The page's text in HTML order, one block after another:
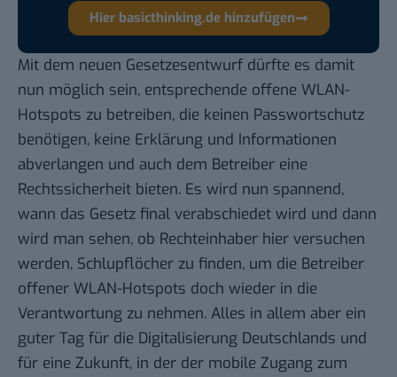
Hier basicthinking.de hinzufügen
Mit dem neuen Gesetzesentwurf dürfte es damit
nun möglich sein, entsprechende offene WLAN-
Hotspots zu betreiben, die keinen Passwortschutz
benötigen, keine Erklärung und Informationen
abverlangen und auch dem Betreiber eine
Rechtssicherheit bieten. Es wird nun spannend,
wann das Gesetz final verabschiedet wird und dann
wird man sehen, ob Rechteinhaber hier versuchen
werden, Schlupflöcher zu finden, um die Betreiber
offener WLAN-Hotspots doch wieder in die
Verantwortung zu nehmen. Alles in allem aber ein
guter Tag für die Digitalisierung Deutschlands und
für eine Zukunft, in der der mobile Zugang zum